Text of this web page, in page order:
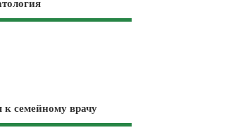
к семейному врачу